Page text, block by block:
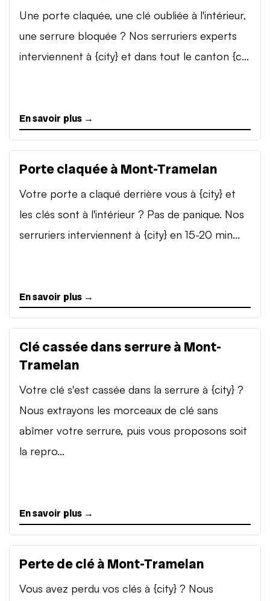
Une porte claquée, une clé oubliée à l'intérieur,
une serrure bloquée ? Nos serruriers experts
interviennent à {city} et dans tout le canton {c...
En savoir plus →
Porte claquée à Mont-Tramelan
Votre porte a claqué derrière vous à {city} et
les clés sont à l'intérieur ? Pas de panique. Nos
serruriers interviennent à {city} en 15-20 min...
En savoir plus →
Clé cassée dans serrure à Mont-
Tramelan
Votre clé s'est cassée dans la serrure à {city} ?
Nous extrayons les morceaux de clé sans
abîmer votre serrure, puis vous proposons soit
la repro...
En savoir plus →
Perte de clé à Mont-Tramelan
Vous avez perdu vos clés à {city} ? Nous